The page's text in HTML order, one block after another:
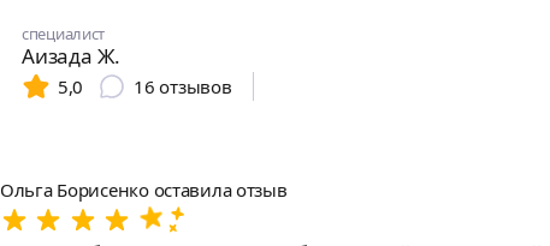
специалист
Аизада Ж.
5,0
16 отзывов
Ольга Борисенко оставила отзыв